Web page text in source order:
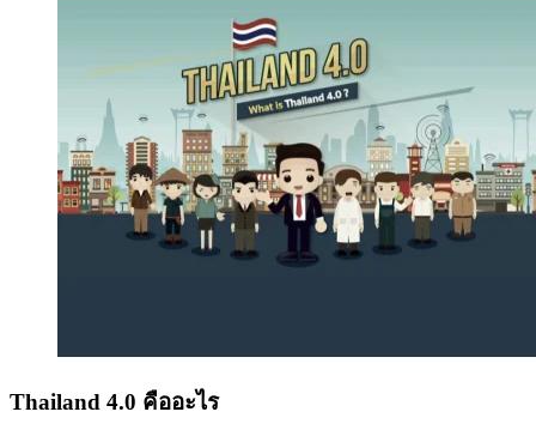
Thailand 4.0 คืออะไร